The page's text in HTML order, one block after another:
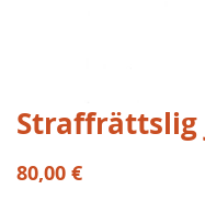
Hoppa
till
början
av
80,00 €